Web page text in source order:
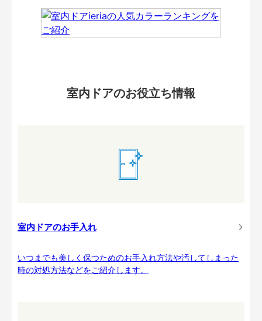
室内ドアのお役立ち情報
室内ドアのお手入れ
いつまでも美しく保つためのお手入れ方法や汚してしまった
時の対処方法などをご紹介します。